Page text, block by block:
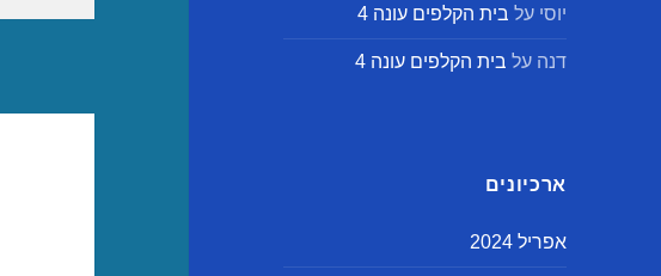
יוסי על בית הקלפים עונה 4
דנה על בית הקלפים עונה 4
ארכיונים
אפריל 2024